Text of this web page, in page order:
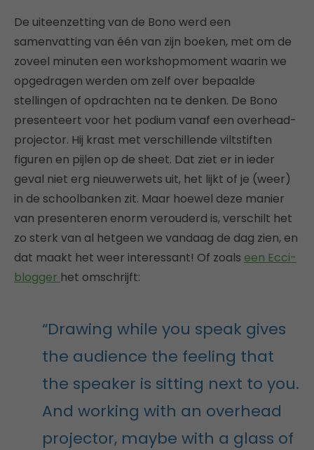
De uiteenzetting van de Bono werd een
samenvatting van één van zijn boeken, met om de
zoveel minuten een workshopmoment waarin we
opgedragen werden om zelf over bepaalde
stellingen of opdrachten na te denken. De Bono
presenteert voor het podium vanaf een overhead-
projector. Hij krast met verschillende viltstiften
figuren en pijlen op de sheet. Dat ziet er in ieder
geval niet erg nieuwerwets uit, het lijkt of je (weer)
in de schoolbanken zit. Maar hoewel deze manier
van presenteren enorm verouderd is, verschilt het
zo sterk van al hetgeen we vandaag de dag zien, en
dat maakt het weer interessant! Of zoals een Ecci-
blogger het omschrijft:
“Drawing while you speak gives
the audience the feeling that
the speaker is sitting next to you.
And working with an overhead
projector, maybe with a glass of